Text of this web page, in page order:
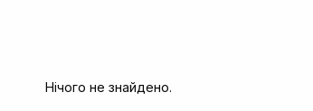
Нічого не знайдено.